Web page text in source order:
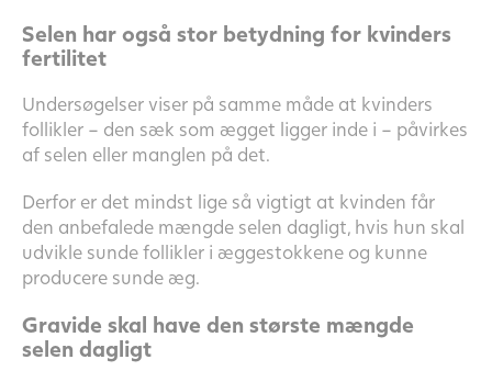
Selen har også stor betydning for kvinders
fertilitet
Undersøgelser viser på samme måde at kvinders
follikler – den sæk som ægget ligger inde i – påvirkes
af selen eller manglen på det.
Derfor er det mindst lige så vigtigt at kvinden får
den anbefalede mængde selen dagligt, hvis hun skal
udvikle sunde follikler i æggestokkene og kunne
producere sunde æg.
Gravide skal have den største mængde
selen dagligt